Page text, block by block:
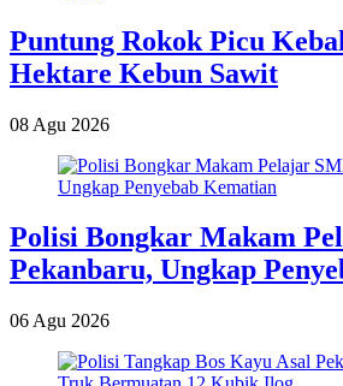
Puntung Rokok Picu
Hektare Kebun Sawit
08 Agu 2026
Polisi Bongkar Makam
Pekanbaru, Ungkap
06 Agu 2026